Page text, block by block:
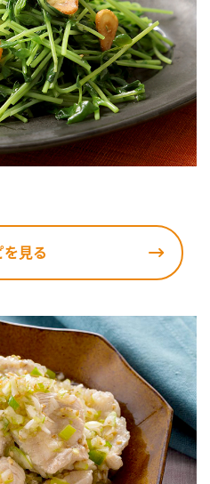
を見る